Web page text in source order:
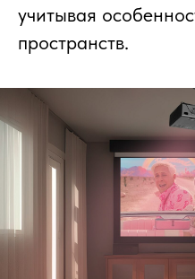
учитывая
пространств.